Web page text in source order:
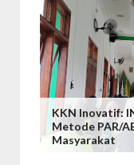
KKN Inovatif:
Metode PAR/
Masyarakat